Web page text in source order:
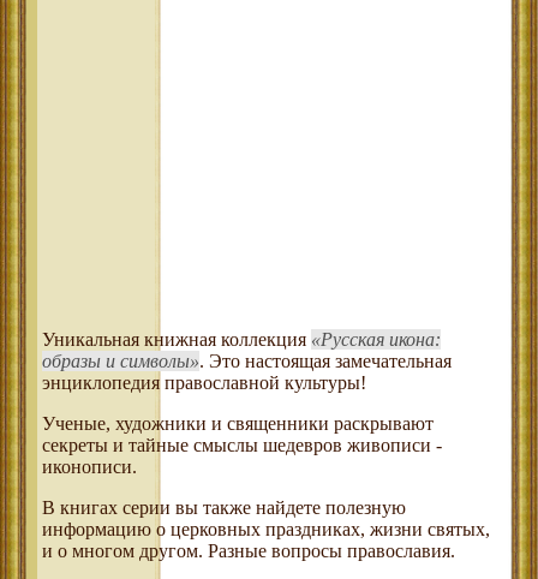
Уникальная книжная коллекция
Русская икона:
образы и символы . Это настоящая замечательная
энциклопедия православной культуры!
Ученые, художники и священники раскрывают
секреты и тайные смыслы шедевров живописи -
иконописи.
В книгах серии вы также найдете полезную
информацию о церковных праздниках, жизни святых,
и о многом другом. Разные вопросы православия.